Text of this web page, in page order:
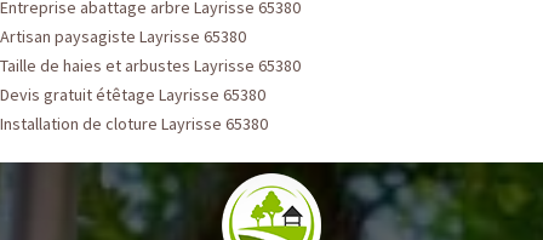
Entreprise abattage arbre Layrisse 65380
Artisan paysagiste Layrisse 65380
Taille de haies et arbustes Layrisse 65380
Devis gratuit étêtage Layrisse 65380
Installation de cloture Layrisse 65380